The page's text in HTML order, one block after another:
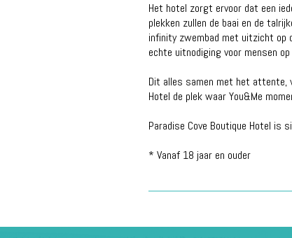
Het hotel zorgt ervoor dat een
plekken zullen de baai en de
infinity zwembad met uitzicht op
echte uitnodiging voor mensen
Dit alles samen met het attente,
Hotel de plek waar You&Me
Paradise Cove Boutique Hotel is
* Vanaf 18 jaar en ouder